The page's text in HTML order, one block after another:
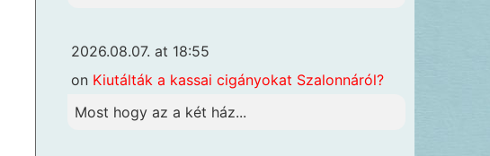
2026.08.07. at 18:55
on Kiutálták a kassai cigányokat Szalonnáról?
Most hogy az a két ház...